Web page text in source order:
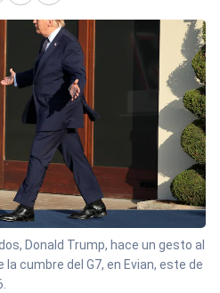
Donald Trump, hace un gesto al
la cumbre del G7, en Evian, este de